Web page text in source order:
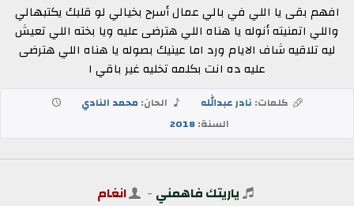
افهم بقى يا اللي في بالي عمال أسرح بخيالي لو قلبك يكتبهالي
واللي اتمنيته أنوله يا هناه اللي هترضى عليه ويا بخته اللي تعيش
ليه تلاقيه شاف الايام ورد اما عينيك بصوله يا هناه اللي هترضى
عليه ده انت بكلمه تخليه غير باقي ا
كلمات: نادر عبدالله الحان: محمد النادي
السنة:2018
ياريتك فاهمني - انغام